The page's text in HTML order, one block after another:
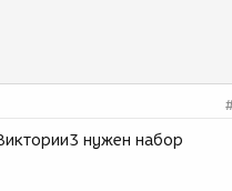
нужен набор